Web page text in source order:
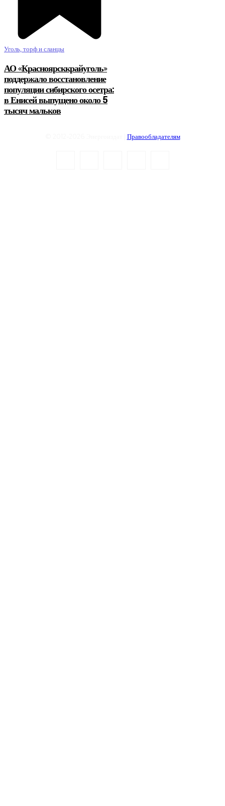
Уголь, торф и сланцы
АО «Красноярсккрайуголь»
поддержало восстановление
популяции сибирского осетра:
в Енисей выпущено около 5
тысяч мальков
Правообладателям